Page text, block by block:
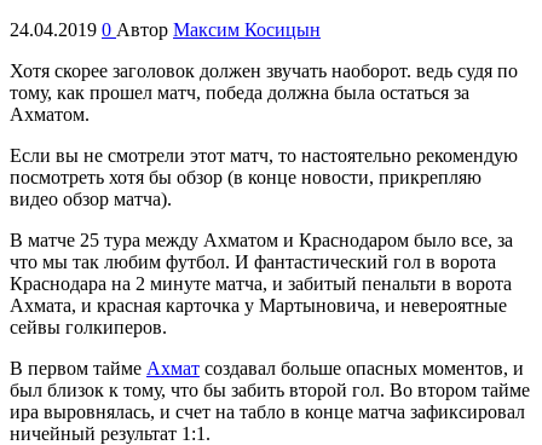
24.04.2019 0 Автор Максим Косицын
Хотя скорее заголовок должен звучать наоборот. ведь судя по
тому, как прошел матч, победа должна была остаться за
Ахматом.
Если вы не смотрели этот матч, то настоятельно рекомендую
посмотреть хотя бы обзор (в конце новости, прикрепляю
видео обзор матча).
В матче 25 тура между Ахматом и Краснодаром было все, за
что мы так любим футбол. И фантастический гол в ворота
Краснодара на 2 минуте матча, и забитый пенальти в ворота
Ахмата, и красная карточка у Мартыновича, и невероятные
сейвы голкиперов.
В первом тайме Ахмат создавал больше опасных моментов, и
был близок к тому, что бы забить второй гол. Во втором тайме
ира выровнялась, и счет на табло в конце матча зафиксировал
ничейный результат 1:1.